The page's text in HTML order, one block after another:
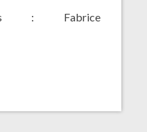
: Fabrice